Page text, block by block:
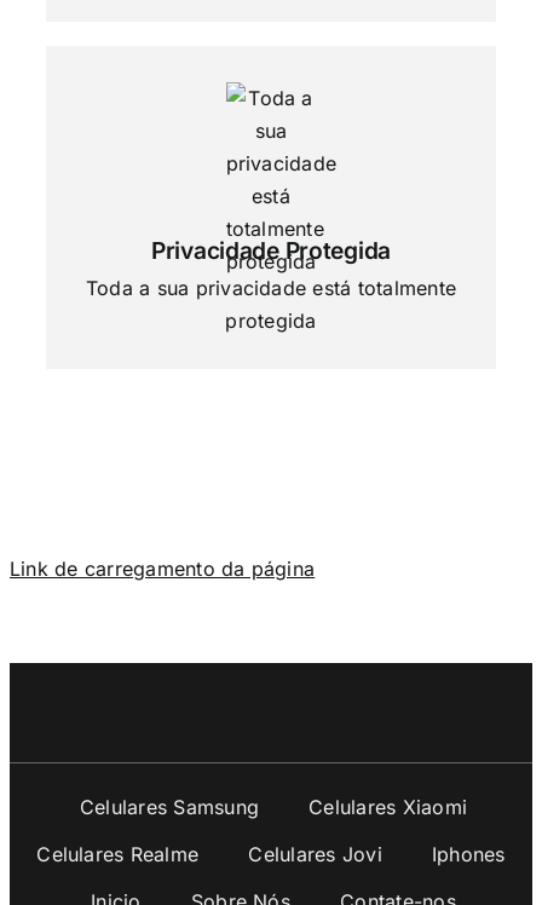
Privacidade Protegida
Toda a sua privacidade está totalmente
protegida
Link de carregamento da página
Celulares Samsung
Celulares Xiaomi
Celulares Realme
Celulares Jovi
Iphones